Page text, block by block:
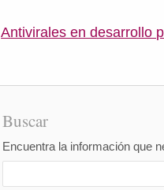
Antivirales en desarrollo
Buscar
Encuentra la información que